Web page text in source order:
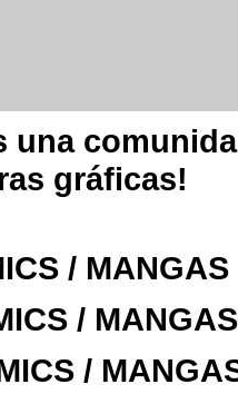
una
gráficas!
/
/
/